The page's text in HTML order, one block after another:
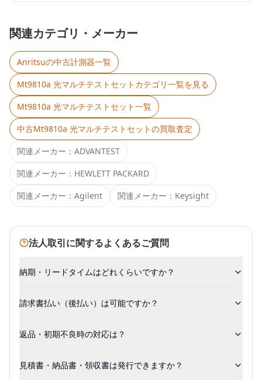
関連カテゴリ・メーカー
Anritsuの中古計測器一覧
Mt9810a 光マルチテストセット カテゴリ一覧を見る
Mt9810a 光マルチテストセット一覧
中古Mt9810a 光マルチテストセットの買取査定
関連メーカー： ADVANTEST
関連メーカー： HEWLETT PACKARD
関連メーカー： Agilent 関連メーカー： Keysight
法人取引に関するよくあるご質問
納期・リードタイムはどれくらいですか？
請求書払い（後払い）は可能ですか？
返品・初期不良時の対応は？
見積書・納品書・領収書は発行できますか？